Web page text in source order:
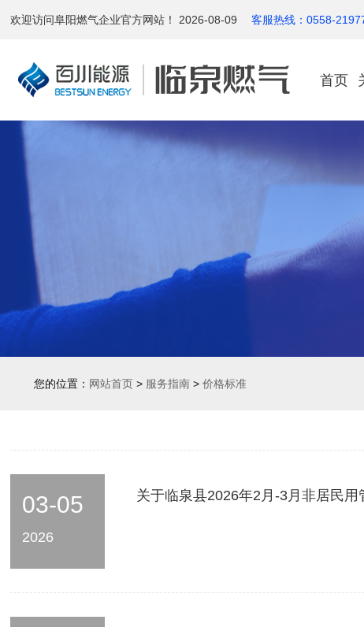
欢迎访问阜阳燃气企业官方网站！ 2026-08-09 客服热线：0558-
首页
您的位置： 网站首页 > 服务指南 > 价格标准
03-05
2026
关于临泉县2026年2月-3月非居民